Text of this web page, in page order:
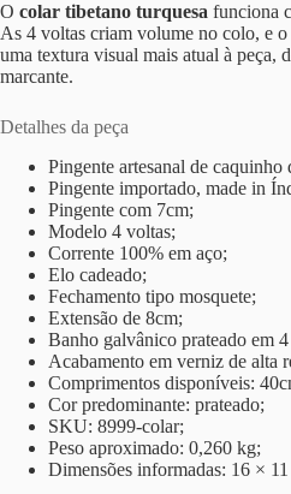
O colar tibetano turquesa funciona
As 4 voltas criam volume no colo, e o
uma textura visual mais atual à peça,
marcante.
Detalhes da peça
Pingente artesanal de caquinho
Pingente importado, made in
Pingente com 7cm;
Modelo 4 voltas;
Corrente 100% em aço;
Elo cadeado;
Fechamento tipo mosquete;
Extensão de 8cm;
Banho galvânico prateado em 4
Acabamento em verniz de alta
Comprimentos disponíveis:
Cor predominante: prateado;
SKU: 8999-colar;
Peso aproximado: 0,260 kg;
Dimensões informadas: 16 ×